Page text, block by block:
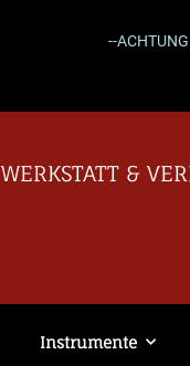
--ACHTUNG
WERKSTATT &
Instrumente